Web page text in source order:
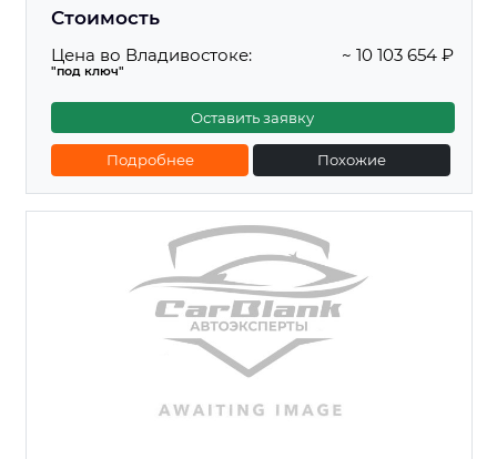
Стоимость
Цена во Владивостоке:
"под ключ"
~ 10 103 654 ₽
Оставить заявку
Подробнее Похожие